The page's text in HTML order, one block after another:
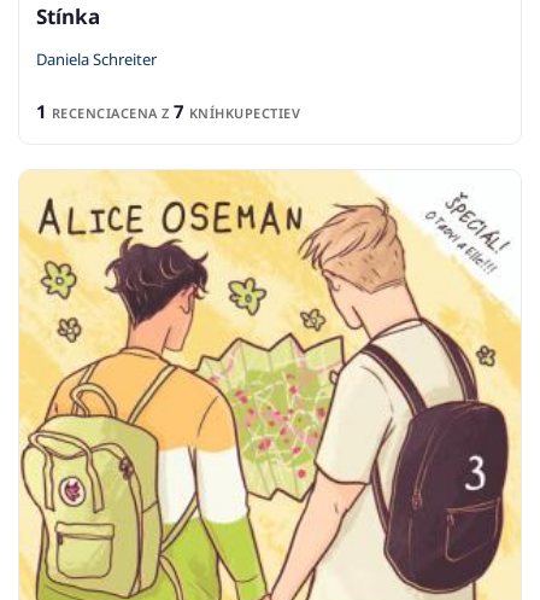
Stínka
Daniela Schreiter
1 RECENCIACENA Z 7 KNÍHKUPECTIEV